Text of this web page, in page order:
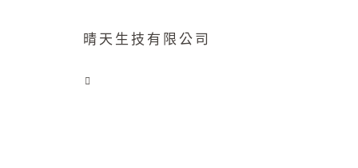
晴天生技有限公司